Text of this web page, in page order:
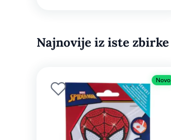
Najnovije iz iste zbirke
Novo